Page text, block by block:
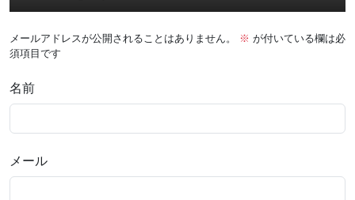
メールアドレスが公開されることはありません。 ※ が付いている欄は必
須項目です
名前
メール